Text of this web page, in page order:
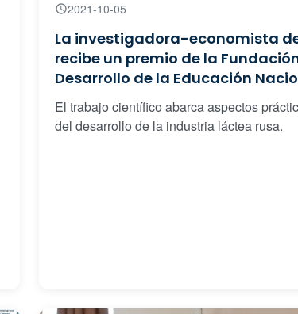
2021-10-05
La investigadora-economista del
recibe un premio de la
Desarrollo de la Educación
El trabajo científico abarca aspectos
del desarrollo de la industria láctea rusa.